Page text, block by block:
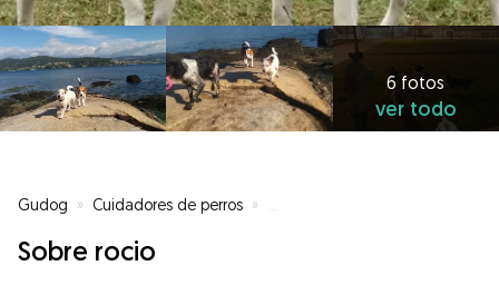
6 fotos
ver todo
Gudog » Cuidadores de perros »
Sobre rocio